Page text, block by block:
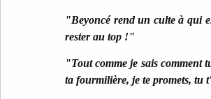
"Beyoncé rend un culte à qui
rester au top !"
"Tout comme je sais comment
ta fourmilière, je te promets, tu